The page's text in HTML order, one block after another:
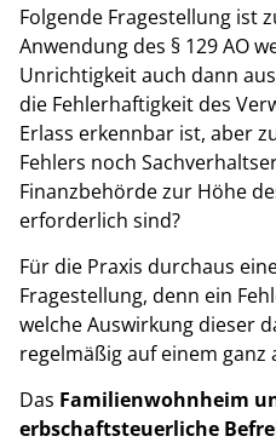
Folgende Fragestellung ist
Anwendung des § 129 AO
Unrichtigkeit auch dann
die Fehlerhaftigkeit des
Erlass erkennbar ist, aber
Fehlers noch
Finanzbehörde zur Höhe
erforderlich sind?
Für die Praxis durchaus
Fragestellung, denn ein
welche Auswirkung dieser
regelmäßig auf einem ganz
Das Familienwohnheim
erbschaftsteuerliche